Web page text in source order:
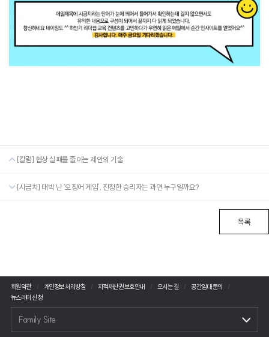
[칼럼] 협상 실패를 줄이는 제안의 기술
[시금치] 대박 난 ‘오징어 게임’, 진정한 승리자는 과연 누구일까요?
목록
회원약관 개인정보 처리방침 지적재산권 보호안내 오시는 길
공간임대 문의
뉴스레터 신청
Family Site